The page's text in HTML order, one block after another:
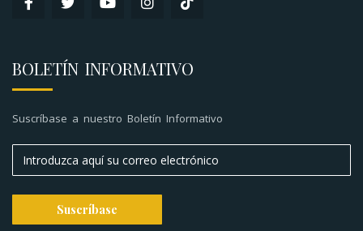
BOLETÍN INFORMATIVO
Suscríbase a nuestro Boletín Informativo